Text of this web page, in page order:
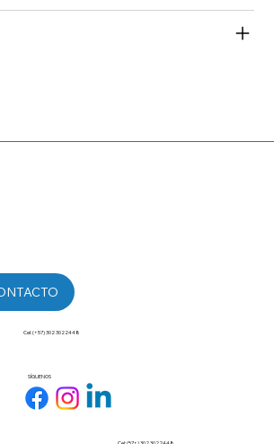
SÍGUENOS
Cel: (+57) 302 3022448
Cel: (57+) 302 3022448